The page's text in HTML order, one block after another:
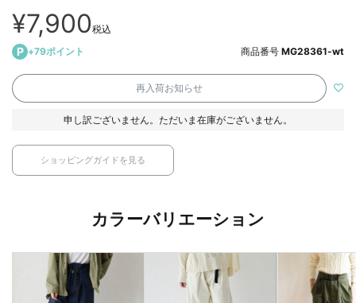
¥7,900税込
+79ポイント 商品番号 MG28361-wt
再入荷お知らせ
申し訳ございません。ただいま在庫がございません。
ショッピングガイドを見る
カラーバリエーション